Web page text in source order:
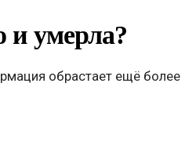
и умерла?
обрастает ещё более